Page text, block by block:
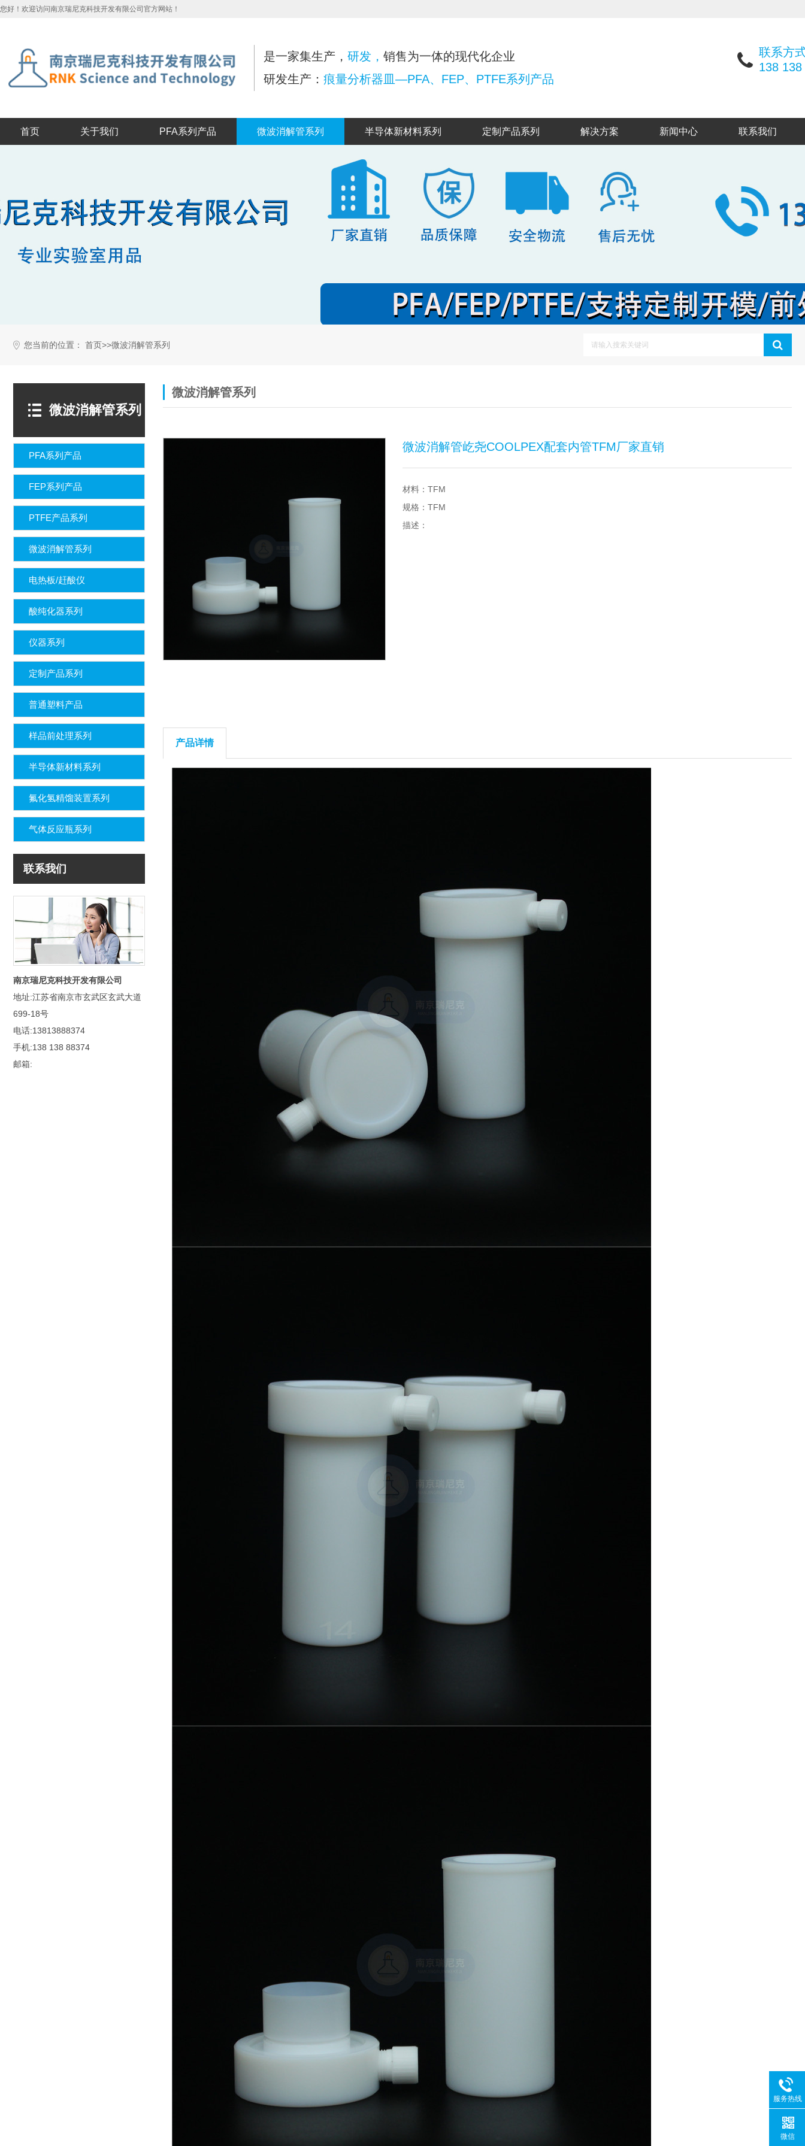
您好！欢迎访问南京瑞尼克科技开发有限公司官方网站！
是一家集生产， 研发， 销售为一体的现代化企业
研发生产： 痕量分析器皿—PFA、FEP、PTFE系列产品
联系方
138
首页 关于我们 PFA系列产品 微波消解管系列 半导体新材料系列 定制产品系列 解决方案 新闻中心 联系我们
您当前的位置： 首页 >>微波消解管系列
微波消解管系列
PFA系列产品
FEP系列产品
PTFE产品系列
微波消解管系列
电热板/赶酸仪
酸纯化器系列
仪器系列
定制产品系列
普通塑料产品
样品前处理系列
半导体新材料系列
氟化氢精馏装置系列
气体反应瓶系列
联系我们
南京瑞尼克科技开发有限公司
地址:江苏省南京市玄武区玄武大道
699-18号
电话:13813888374
手机:138 138 88374
邮箱:
微波消解管系列
微波消解管屹尧COOLPEX配套内管TFM厂家直销
材料：TFM
规格：TFM
描述：
产品详情
服务热线
微信